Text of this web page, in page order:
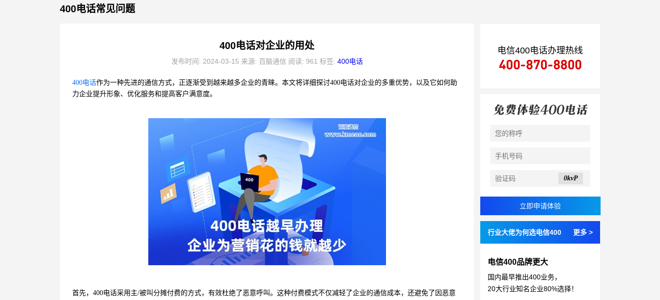
400电话常见问题
400电话对企业的用处
发布时间: 2024-03-15 来源: 百脑通信 阅读: 961 标签: 400电话
400电话作为一种先进的通信方式，正逐渐受到越来越多企业的青睐。本文将详细探讨400电话对企业的多重优势，以及它如何助
力企业提升形象、优化服务和提高客户满意度。
首先，400电话采用主/被叫分摊付费的方式，有效杜绝了恶意呼叫。这种付费模式不仅减轻了企业的通信成本，还避免了因恶意
电信400电话办理热线
0kvP
行业大佬为何选电信400 更多 >
电信400品牌更大
国内最早推出400业务，
20大行业知名企业80%选择！